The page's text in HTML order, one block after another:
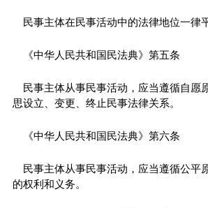
民事主体在民事活动中的法律地位一律
《中华人民共和国民法典》第五条
民事主体从事民事活动，应当遵循自愿
思设立、变更、终止民事法律关系。
《中华人民共和国民法典》第六条
民事主体从事民事活动，应当遵循公平
的权利和义务。